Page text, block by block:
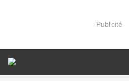
Publicité